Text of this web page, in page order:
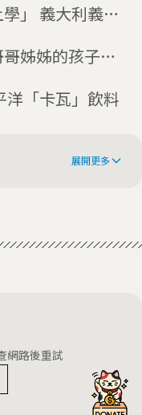
義務
哥姊姊的孩子比
百憂解 太平洋「卡瓦」飲料
展開更多
Epidemic
Measles
Young
網路後重試